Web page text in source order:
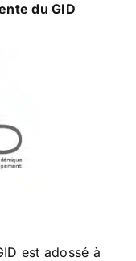
du GID
est adossé à